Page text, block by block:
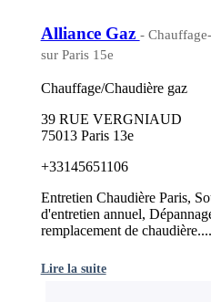
Alliance Gaz -
sur Paris 15e
Chauffage/Chaudière gaz
39 RUE VERGNIAUD
75013 Paris 13e
+33145651106
Entretien Chaudière Paris,
d'entretien annuel,
remplacement de chaudière....
Lire la suite